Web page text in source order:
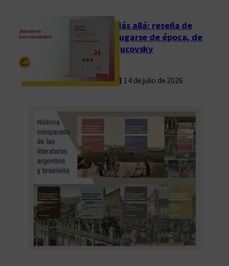
E
u
e
a
d
L
e
t
r
a
Más allá: reseña de
Fugarse de época, de
Rucovsky
14 de julio de 2026